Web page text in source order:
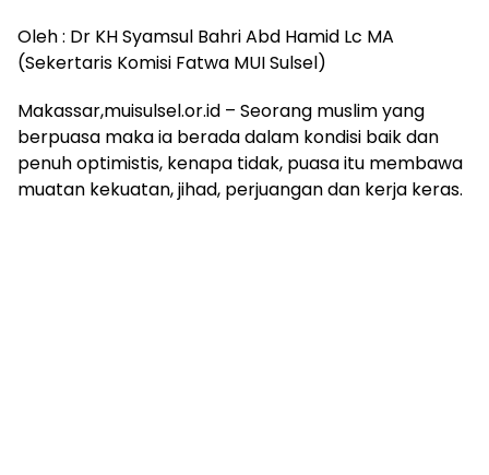
Oleh : Dr KH Syamsul Bahri Abd Hamid Lc MA
(Sekertaris Komisi Fatwa MUI Sulsel)
Makassar,muisulsel.or.id – Seorang muslim yang
berpuasa maka ia berada dalam kondisi baik dan
penuh optimistis, kenapa tidak, puasa itu membawa
muatan kekuatan, jihad, perjuangan dan kerja keras.